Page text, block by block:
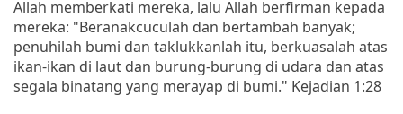
Allah memberkati mereka, lalu Allah berfirman kepada
mereka: "Beranakcuculah dan bertambah banyak;
penuhilah bumi dan taklukkanlah itu, berkuasalah atas
ikan-ikan di laut dan burung-burung di udara dan atas
segala binatang yang merayap di bumi." Kejadian 1:28